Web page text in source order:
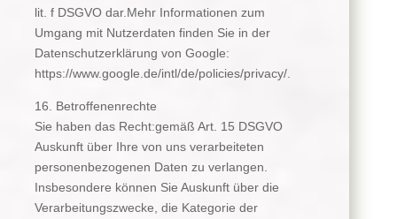
lit. f DSGVO dar.Mehr Informationen zum
Umgang mit Nutzerdaten finden Sie in der
Datenschutzerklärung von Google:
https://www.google.de/intl/de/policies/privacy/.
16. Betroffenenrechte
Sie haben das Recht:gemäß Art. 15 DSGVO
Auskunft über Ihre von uns verarbeiteten
personenbezogenen Daten zu verlangen.
Insbesondere können Sie Auskunft über die
Verarbeitungszwecke, die Kategorie der